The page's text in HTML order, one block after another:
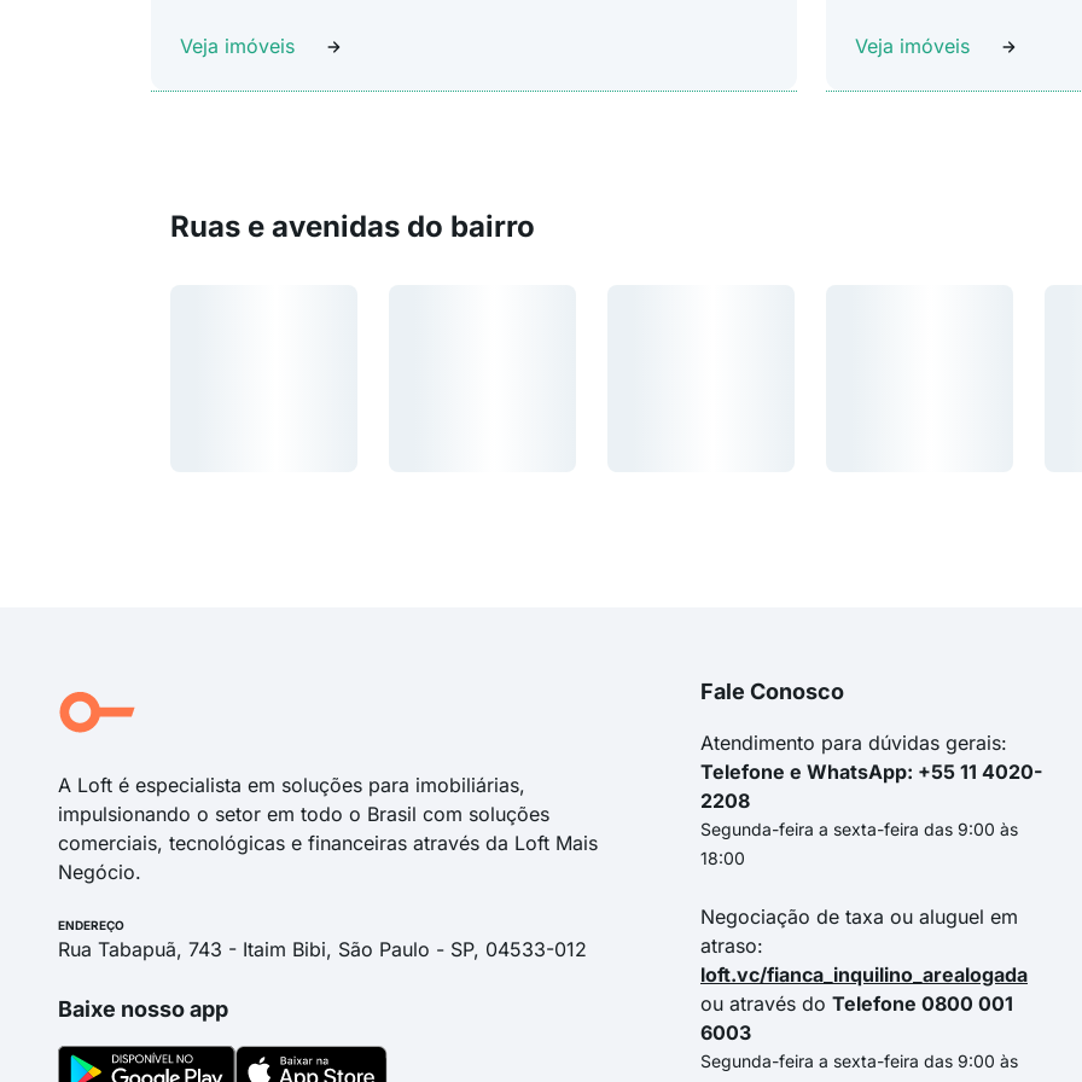
Veja imóveis Veja imóveis
Ruas e avenidas do bairro
A Loft é especialista em soluções para imobiliárias,
impulsionando o setor em todo o Brasil com soluções
comerciais, tecnológicas e financeiras através da Loft Mais
Negócio.
ENDEREÇO
Rua Tabapuã, 743 - Itaim Bibi, São Paulo - SP, 04533-012
Baixe nosso app
Fale Conosco
Atendimento para dúvidas gerais:
Telefone e WhatsApp: +55 11 4020-
2208
Segunda-feira a sexta-feira das 9:00 às
18:00
Negociação de taxa ou aluguel em
atraso:
loft.vc/fianca_inquilino_arealogada
ou através do Telefone 0800 001
6003
Segunda-feira a sexta-feira das 9:00 às